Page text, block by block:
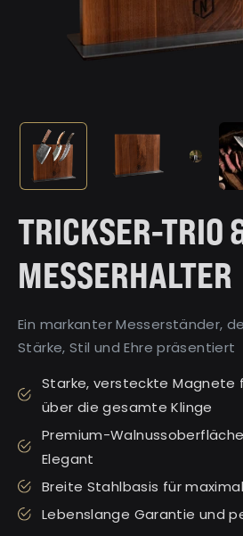
TRICKSER-TRIO
MESSERHALTER
Ein markanter Messerständer,
Stärke, Stil und Ehre präsentiert
Starke, versteckte Magnete
über die gesamte Klinge
Premium-
Elegant
Breite Stahlbasis für
Lebenslange Garantie und